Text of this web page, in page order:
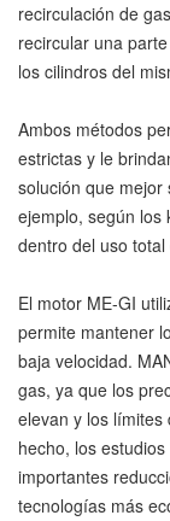
recirculación de
recircular una
los cilindros del
Ambos métodos
estrictas y le
solución que
ejemplo, según los
dentro del uso
El motor ME-GI
permite mantener
baja velocidad.
gas, ya que los
elevan y los límites
hecho, los
importantes
tecnologías más